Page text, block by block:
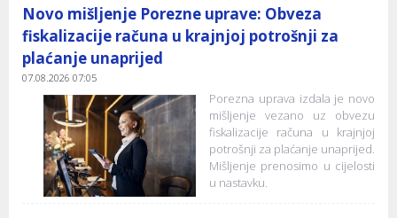
Novo mišljenje Porezne uprave: Obveza
fiskalizacije računa u krajnjoj potrošnji za
plaćanje unaprijed
07.08.2026 07:05
Porezna uprava izdala je novo
mišljenje vezano uz obvezu
fiskalizacije računa u krajnjoj
potrošnji za plaćanje unaprijed.
Mišljenje prenosimo u cijelosti
u nastavku.